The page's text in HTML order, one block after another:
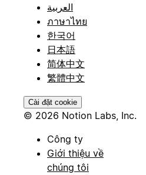
العربية
ภาษาไทย
한국어
日本語
简体中文
繁體中文
Cài đặt cookie
© 2026 Notion Labs, Inc.
Công ty
Giới thiệu về
chúng tôi